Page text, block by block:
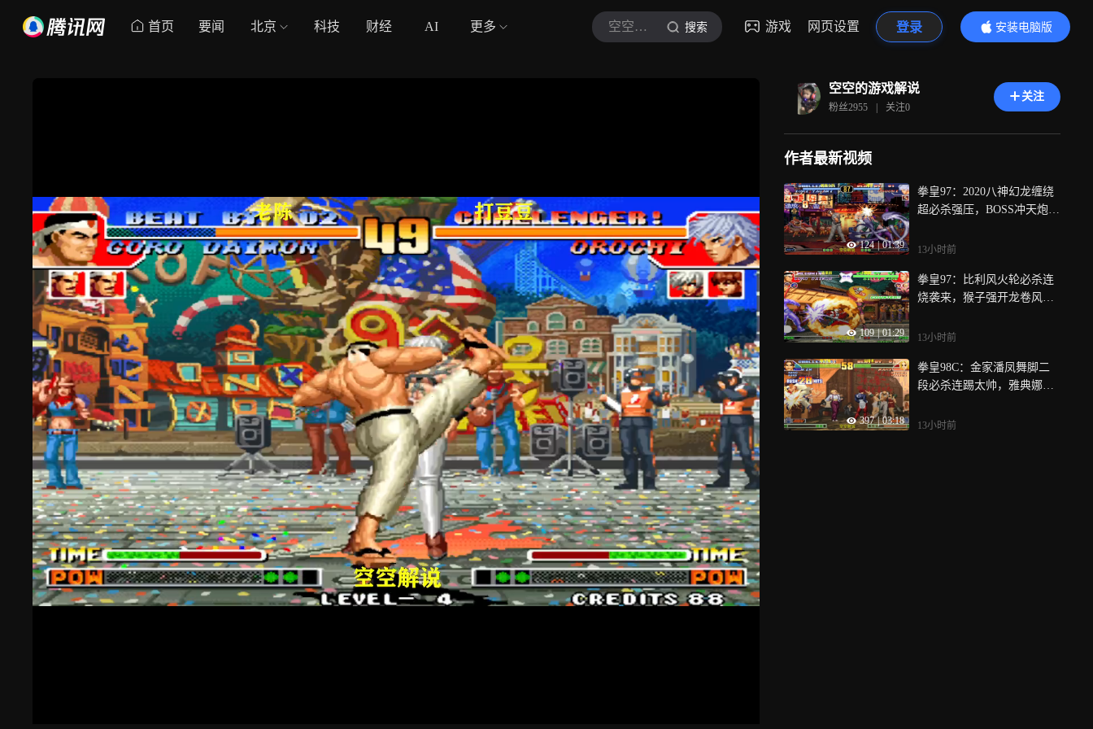
首页 要闻 北京 科技 财经 AI 更多 空空的游戏解说 搜索 游戏 网页设置 登录
安装电脑版
内容更精彩
空空的游戏解说
粉丝2955 | 关注0
关注
作者最新视频
124 | 01:39
拳皇97：2020八神幻龙缠绕
超必杀强压，BOSS冲天炮大
13小时前
109 | 01:29
拳皇97：比利风火轮必杀连
烧袭来，猴子强开龙卷风超
13小时前
397 | 03:18
拳皇98C：金家潘凤舞脚二
段必杀连踢太帅，雅典娜超
13小时前